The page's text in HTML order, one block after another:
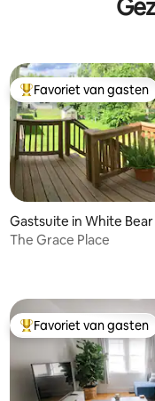
van 4,81 op
Topfavoriet van gasten
Favoriet van gasten
Gastsuite in White Bear
The Grace Place
Topfavoriet van gasten
Favoriet van gasten